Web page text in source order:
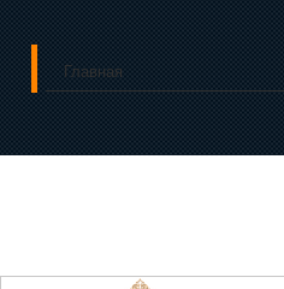
Главная